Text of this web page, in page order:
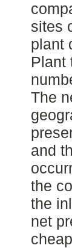
sites
plant
Plant
The
and
the
the
net